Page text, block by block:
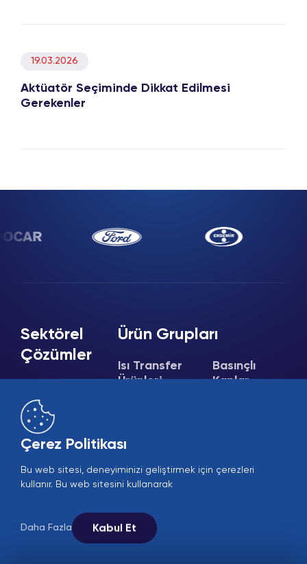
19.03.2026
Aktüatör Seçiminde Dikkat Edilmesi
Gerekenler
Sektörel
Çözümler
Otomotiv
Denizcilik
HVAC
ve İlaç
Tekstil
Ürün Grupları
Isı Transfer
Ürünleri
Eşanjörleri
Eşanjörleri
Evaporatörler
Fanlı Yağ
Soğutucular
Isı Bataryaları
Basınçlı
Kaplar
Tankları /
Çerez Politikası
Bu web sitesi, deneyiminizi geliştirmek için çerezleri
kullanır. Bu web sitesini kullanarak
Daha Fazla Kabul Et